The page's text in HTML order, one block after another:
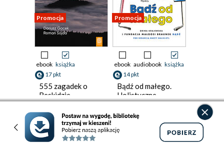
Promocja
ebook książka
17 pkt
555 zagadek o
Beskidzie
Wyspowym
Dariusz Gacek
(17,90 zł najniższa cena z 30 dni)
Promocja
ebook audiobook książka
14 pkt
Bądź od małego.
Holistyczne
spojrzenie na
zdrowie
psychiczne dzieci
(14,90 zł najniższa cena z 30 dni)